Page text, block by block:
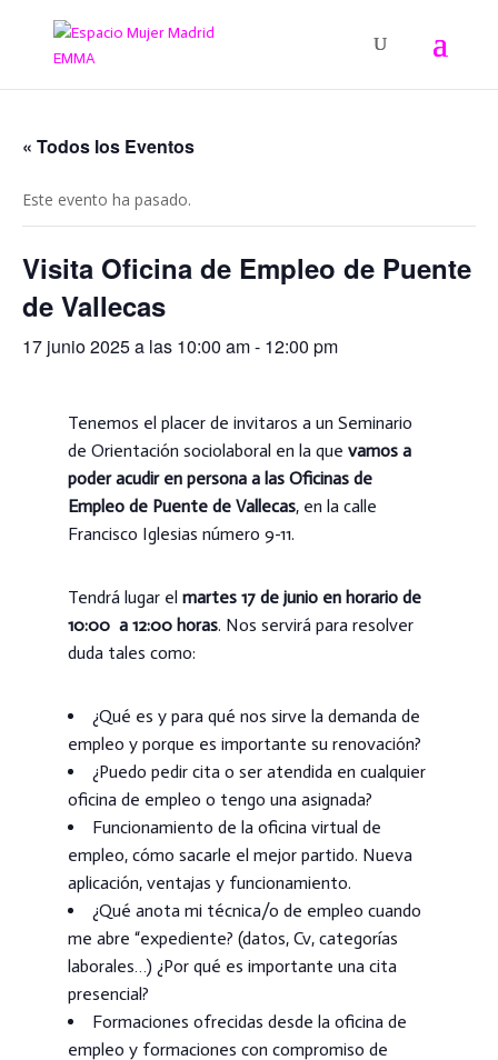
« Todos los Eventos
Este evento ha pasado.
Visita Oficina de Empleo de Puente
de Vallecas
17 junio 2025 a las 10:00 am- 12:00 pm
Tenemos el placer de invitaros a un Seminario
de Orientación sociolaboral en la que vamos a
poder acudir en persona a las Oficinas de
Empleo de Puente de Vallecas, en la calle
Francisco Iglesias número 9-11.
Tendrá lugar el martes 17 de junio en horario de
10:00 a 12:00 horas. Nos servirá para resolver
duda tales como:
¿Qué es y para qué nos sirve la demanda de
empleo y porque es importante su renovación?
¿Puedo pedir cita o ser atendida en cualquier
oficina de empleo o tengo una asignada?
Funcionamiento de la oficina virtual de
empleo, cómo sacarle el mejor partido. Nueva
aplicación, ventajas y funcionamiento.
¿Qué anota mi técnica/o de empleo cuando
me abre “expediente? (datos, Cv, categorías
laborales…) ¿Por qué es importante una cita
presencial?
Formaciones ofrecidas desde la oficina de
empleo y formaciones con compromiso de